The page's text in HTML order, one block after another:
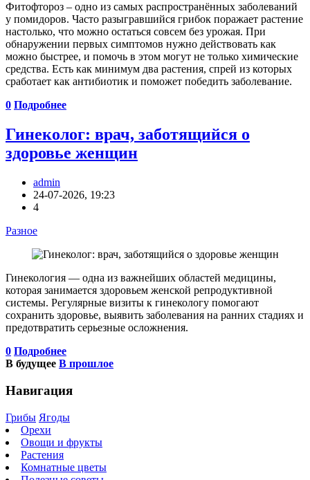
Фитофтороз – одно из самых распространённых заболеваний
у помидоров. Часто разыгравшийся грибок поражает растение
настолько, что можно остаться совсем без урожая. При
обнаружении первых симптомов нужно действовать как
можно быстрее, и помочь в этом могут не только химические
средства. Есть как минимум два растения, спрей из которых
сработает как антибиотик и поможет победить заболевание.
0 Подробнее
Гинеколог: врач, заботящийся о
здоровье женщин
admin
24-07-2026, 19:23
4
Разное
Гинекология — одна из важнейших областей медицины,
которая занимается здоровьем женской репродуктивной
системы. Регулярные визиты к гинекологу помогают
сохранить здоровье, выявить заболевания на ранних стадиях и
предотвратить серьезные осложнения.
0 Подробнее
В будущее В прошлое
Навигация
Грибы Ягоды
Орехи
Овощи и фрукты
Растения
Комнатные цветы